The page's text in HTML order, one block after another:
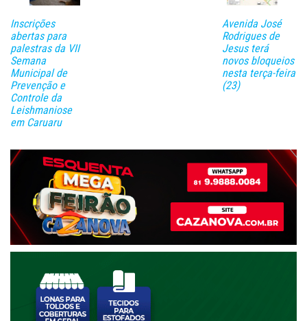
Inscrições
abertas para
palestras da VII
Semana
Municipal de
Prevenção e
Controle da
Leishmaniose
em Caruaru
Avenida José
Rodrigues de
Jesus terá
novos bloqueios
nesta terça-feira
(23)